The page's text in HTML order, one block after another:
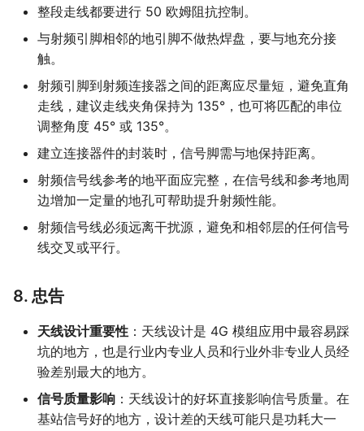
整段走线都要进行 50 欧姆阻抗控制。
与射频引脚相邻的地引脚不做热焊盘，要与地充分接
触。
射频引脚到射频连接器之间的距离应尽量短，避免直角
走线，建议走线夹角保持为 135°，也可将匹配的串位
调整角度 45° 或 135°。
建立连接器件的封装时，信号脚需与地保持距离。
射频信号线参考的地平面应完整，在信号线和参考地周
边增加一定量的地孔可帮助提升射频性能。
射频信号线必须远离干扰源，避免和相邻层的任何信号
线交叉或平行。
8. 忠告
天线设计重要性 ：天线设计是 4G 模组应用中最容易踩
坑的地方，也是行业内专业人员和行业外非专业人员经
验差别最大的地方。
信号质量影响 ：天线设计的好坏直接影响信号质量。在
基站信号好的地方，设计差的天线可能只是功耗大一